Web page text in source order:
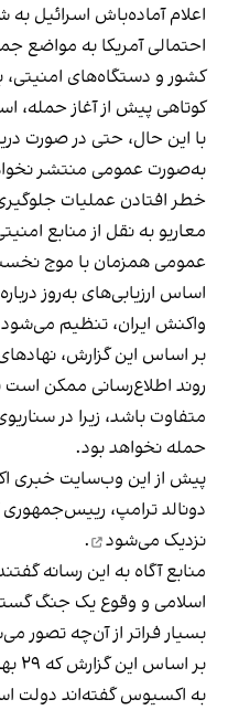
اعلام آماده‌باش اسرائیل
احتمالی آمریکا به مواضع
کشور و دستگاه‌های امنیتی،
کوتاهی پیش از آغاز حمله،
با این حال، حتی در صورت
به‌صورت عمومی منتشر
خطر افتادن عملیات
معاریو به نقل از منابع
عمومی همزمان با موج
اساس ارزیابی‌های به‌روز
واکنش ایران، تنظیم
بر اساس این گزارش، نهادهای
متفاوت باشد، زیرا در
حمله نخواهد بود.
پیش از این وب‌سایت خبری
دونالد ترامپ، رییس‌جمهوری
نزدیک می‌شود
.
منابع آگاه به این رسانه
اسلامی و وقوع یک جنگ
بسیار فراتر از آن‌چه تصور
بر
به اکسیوس گفته‌اند دولت